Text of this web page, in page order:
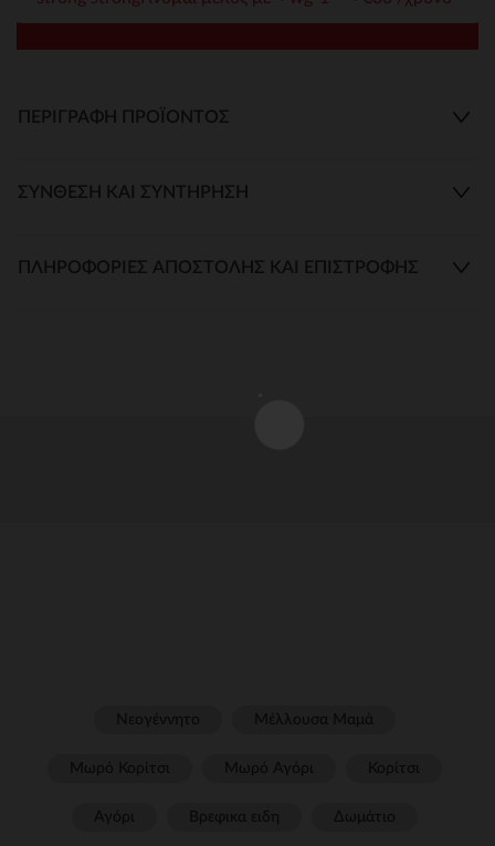
ΠΕΡΙΓΡΑΦΉ ΠΡΟΪΌΝΤΟΣ
ΣΎΝΘΕΣΗ ΚΑΙ ΣΥΝΤΉΡΗΣΗ
ΠΛΗΡΟΦΟΡΊΕΣ ΑΠΟΣΤΟΛΉΣ ΚΑΙ ΕΠΙΣΤΡΟΦΉΣ